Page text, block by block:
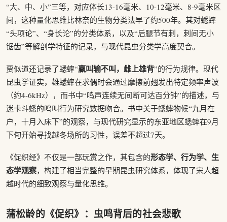
“大、中、小”三等，对应体长13-16毫米、10-12毫米、8-9毫米区
间，这种量化思维比林奈的生物分类法早了约500年。其对蟋蟀
“头项论”、“身长论”的分类体系，以及“后腿节有刺，刺间无小
锯齿”等解剖学特征的记录，与现代昆虫分类学高度契合。
贾似道还记录了蟋蟀“赢叫输不叫，雌上雄背”的行为规律。现代
昆虫学证实，雄蟋蟀在求偶时会通过摩擦前翅发出特定频率声波
（约4-6kHz），而书中“鸣声连续无间断可达百分钟”的描述，与
迷卡斗蟋的鸣叫行为研究数据吻合。书中关于蟋蟀物候“九月在
户，十月入床下”的观察，与现代研究显示的东亚地区蟋蟀在9月
下旬开始寻找越冬场所的习性，误差不超过7天。
《促织经》不仅是一部玩赏之作，其包含的形态学、行为学、生
态学观察，构建了相当完整的早期昆虫研究体系，体现了宋人超
越时代的细致观察与量化思维。
蒲松龄的《促织》：虫鸣背后的社会悲歌